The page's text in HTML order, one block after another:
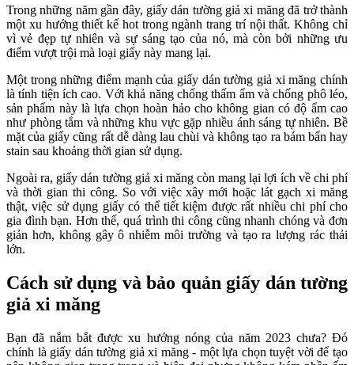
Trong những năm gần đây, giấy dán tường giả xi măng đã trở thành
một xu hướng thiết kế hot trong ngành trang trí nội thất. Không chỉ
vì vẻ đẹp tự nhiên và sự sáng tạo của nó, mà còn bởi những ưu
điểm vượt trội mà loại giấy này mang lại.
Một trong những điểm mạnh của giấy dán tường giả xi măng chính
là tính tiện ích cao. Với khả năng chống thấm ẩm và chống phô léo,
sản phẩm này là lựa chọn hoàn hảo cho không gian có độ ẩm cao
như phòng tắm và những khu vực gặp nhiều ánh sáng tự nhiên. Bề
mặt của giấy cũng rất dễ dàng lau chùi và không tạo ra bám bẩn hay
stain sau khoảng thời gian sử dụng.
Ngoài ra, giấy dán tường giả xi măng còn mang lại lợi ích về chi phí
và thời gian thi công. So với việc xây mới hoặc lát gạch xi măng
thật, việc sử dụng giấy có thể tiết kiệm được rất nhiều chi phí cho
gia đình bạn. Hơn thế, quá trình thi công cũng nhanh chóng và đơn
giản hơn, không gây ô nhiễm môi trường và tạo ra lượng rác thải
lớn.
Cách sử dụng và bảo quản giấy dán tường
giả xi măng
Bạn đã nắm bắt được xu hướng nóng của năm 2023 chưa? Đó
chính là giấy dán tường giả xi măng - một lựa chọn tuyệt vời để tạo